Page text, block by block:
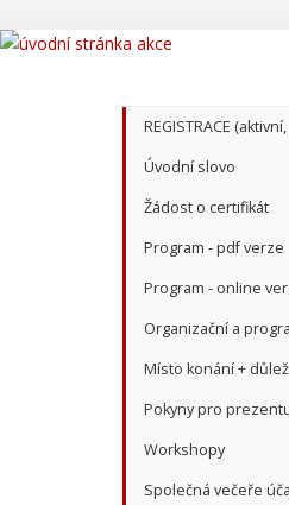
REGISTRACE
Úvodní slovo
Žádost o certifikát
Program - pdf verze
Program - online
Organizační a
Místo konání +
Pokyny pro
Workshopy
Společná večeře